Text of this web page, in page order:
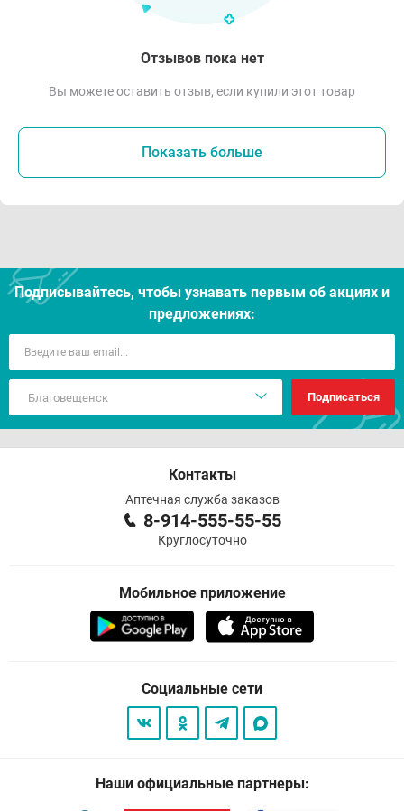
Отзывов пока нет
Вы можете оставить отзыв, если купили этот товар
Показать больше
Подписывайтесь, чтобы узнавать первым об акцияx и
предложениях:
Подписаться
Контакты
Аптечная служба заказов
8-914-555-55-55
Круглосуточно
Мобильное приложение
Социальные сети
Наши официальные партнеры: